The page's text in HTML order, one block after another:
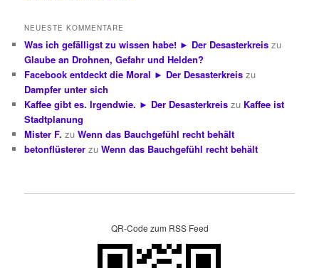
NEUESTE KOMMENTARE
Was ich gefälligst zu wissen habe! ► Der Desasterkreis zu
Glaube an Drohnen, Gefahr und Helden?
Facebook entdeckt die Moral ► Der Desasterkreis zu
Dampfer unter sich
Kaffee gibt es. Irgendwie. ► Der Desasterkreis zu Kaffee ist
Stadtplanung
Mister F. zuWenn das Bauchgefühl recht behält
betonflüsterer zuWenn das Bauchgefühl recht behält
QR-Code zum RSS Feed